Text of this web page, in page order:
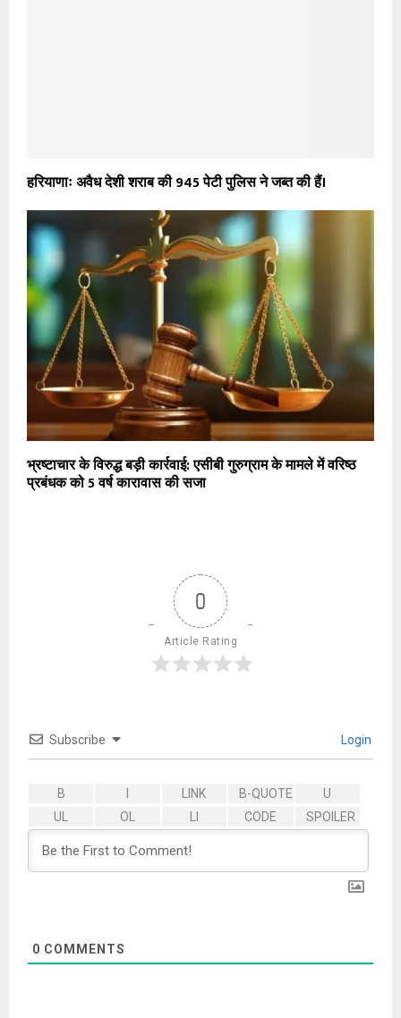
हरियाणाः अवैध देशी शराब की 945 पेटी पुलिस ने जब्त की हैं।
भ्रष्टाचार के विरुद्ध बड़ी कार्रवाई: एसीबी गुरुग्राम के मामले में वरिष्ठ
प्रबंधक को 5 वर्ष कारावास की सजा
0
Article Rating
Subscribe Login
0 COMMENTS